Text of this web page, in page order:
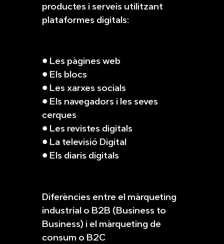
productes i serveis utilitzant
plataformes digitals:
● Les pàgines web
● Els blocs
● Les xarxes socials
● Els navegadors i les seves
cerques
● Les revistes digitals
● La televisió Digital
● Els diaris digitals
Diferències entre el màrqueting
industrial o B2B (Business to
Business) i el màrqueting de
consum o B2C